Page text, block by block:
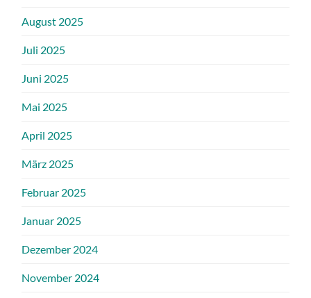
August 2025
Juli 2025
Juni 2025
Mai 2025
April 2025
März 2025
Februar 2025
Januar 2025
Dezember 2024
November 2024